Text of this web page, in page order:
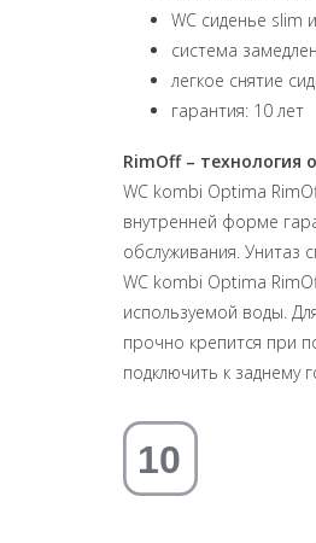
WC сиденье slim
система
легкое снятие
гарантия: 10 лет
RimOff – технология
WC kombi Optima
внутренней форме
обслуживания. Унитаз
WC kombi Optima
используемой воды.
прочно крепится при
подключить к заднему